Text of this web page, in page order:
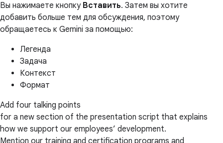
Вы нажимаете кнопку Вставить. Затем вы хотите
добавить больше тем для обсуждения, поэтому
обращаетесь к Gemini за помощью:
Легенда
Задача
Контекст
Формат
Add four talking points
for a new section of the presentation script that explains
how we support our employees’ development.